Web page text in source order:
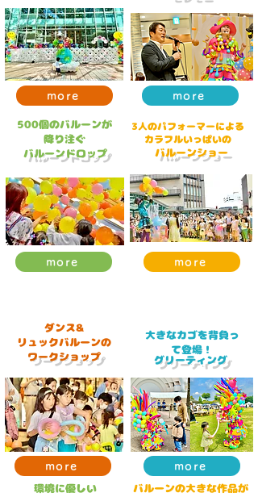
more
​500個のバルーンが
降り注ぐ
​バルーンドロップ
more
バルーンショー
3人のパフォーマーによる
​カラフルいっぱいの
more more
ダンス&
リュックバルーンの
​ワークショップ
​グリーティング
​大きなカゴを背負っ
て登場！
more more
環境に優しい
​バルーンの大きな作品が